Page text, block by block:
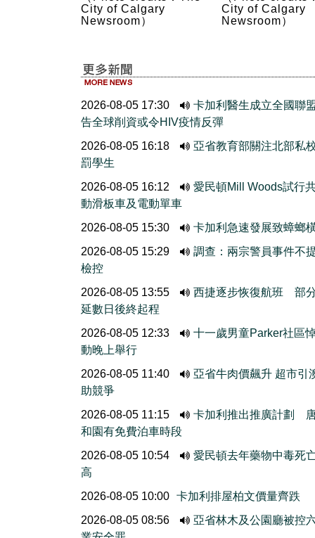
City of Calgary
Newsroom）
City of Calgary
Newsroom）
2026-08-05 17:30
卡加利醫生成立全國聯
告全球削資或令HIV疫情反彈
2026-08-05 16:18
亞省教育部關注北部私
罰學生
2026-08-05 16:12
愛民頓Mill Woods試行
動滑板車及電動單車
2026-08-05 15:30
卡加利急速發展致蟑螂
2026-08-05 15:29
調查：兩宗警員事件不
檢控
2026-08-05 13:55
西捷逐步恢復航班 部
延數日後終起程
2026-08-05 12:33
十一歲男童Parker社區
動晚上舉行
2026-08-05 11:40
亞省牛肉價飆升 超市引
助競爭
2026-08-05 11:15
卡加利推出推廣計劃
和園有免費泊車時段
2026-08-05 10:54
愛民頓去年藥物中毒死
高
2026-08-05 10:00 卡加利排屋柏文價量齊跌
2026-08-05 08:56
亞省林木及公園廳被控